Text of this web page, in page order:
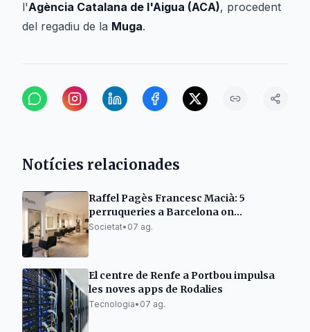
l'Agència Catalana de l'Aigua (ACA), procedent
del regadiu de la Muga.
Notícies relacionades
Raffel Pagès Francesc Macià: 5
perruqueries a Barcelona on
l'excel·lència no és tendència, sinó una
Societat• 07 ag.
El centre de Renfe a Portbou impulsa
les noves apps de Rodalies
Tecnologia• 07 ag.